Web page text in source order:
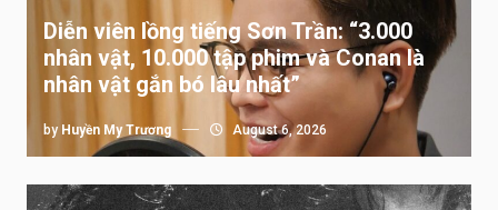
Diễn viên lồng tiếng Sơn Trần: “3.000
nhân vật, 10.000 tập phim và Conan là
nhân vật gắn bó lâu nhất”
by Huyền My Trương August 6, 2026